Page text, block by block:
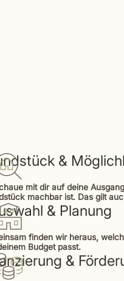
&
mit dir auf deine
machbar ist. Das gilt
& Planung
finden wir heraus,
Budget passt.
&